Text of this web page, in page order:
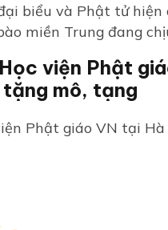
biểu và Phật tử
miền Trung đang
viện Phật
mô, tạng
Phật giáo VN tại